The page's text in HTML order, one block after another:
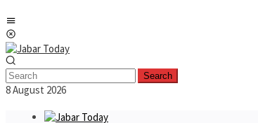
to
content
Search
8 August 2026